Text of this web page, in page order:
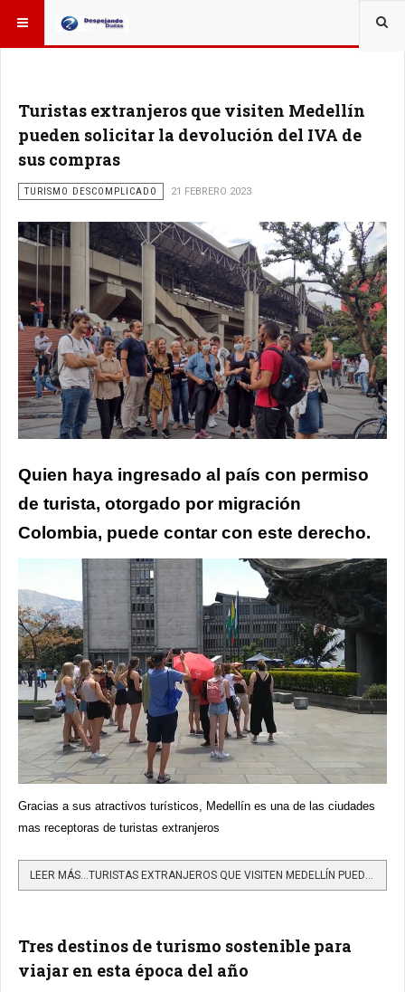
ESTÁ AQUÍ:
Turistas extranjeros que visiten Medellín
pueden solicitar la devolución del IVA de
sus compras
TURISMO DESCOMPLICADO 21 FEBRERO 2023
Quien haya ingresado al país con permiso
de turista, otorgado por migración
Colombia, puede contar con este derecho.
Gracias a sus atractivos turísticos, Medellín es una de las ciudades
mas receptoras de turistas extranjeros
LEER MÁS…TURISTAS EXTRANJEROS QUE VISITEN MEDELLÍN PUEDEN SOLICITAR LA DEVOLUCIÓN DEL IVA DE SUS COMPRAS
Tres destinos de turismo sostenible para
viajar en esta época del año